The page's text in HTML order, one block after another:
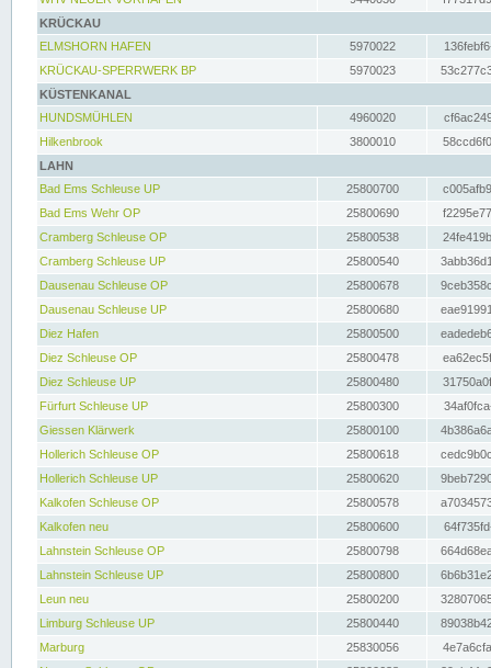
KRÜCKAU
ELMSHORN HAFEN
5970022
KRÜCKAU-SPERRWERK BP
5970023
KÜSTENKANAL
HUNDSMÜHLEN
4960020
Hilkenbrook
3800010
LAHN
Bad Ems Schleuse UP
25800700
Bad Ems Wehr OP
25800690
Cramberg Schleuse OP
25800538
Cramberg Schleuse UP
25800540
Dausenau Schleuse OP
25800678
Dausenau Schleuse UP
25800680
Diez Hafen
25800500
Diez Schleuse OP
25800478
Diez Schleuse UP
25800480
Fürfurt Schleuse UP
25800300
Giessen Klärwerk
25800100
Hollerich Schleuse OP
25800618
Hollerich Schleuse UP
25800620
Kalkofen Schleuse OP
25800578
Kalkofen neu
25800600
Lahnstein Schleuse OP
25800798
Lahnstein Schleuse UP
25800800
Leun neu
25800200
Limburg Schleuse UP
25800440
Marburg
25830056